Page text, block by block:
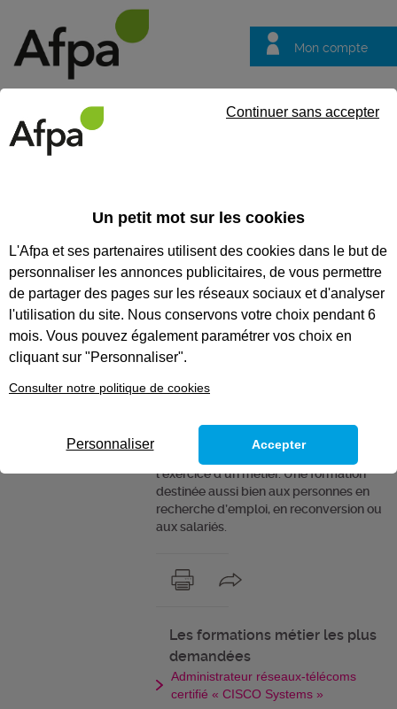
Mon compte
questions
Nos formations parcours
métier
Renforcer vos
compétences avec
nos formations
métiers
court (4 mois maximum) d’acquérir
toutes les compétences nécessaires à
l’exercice d’un métier. Une formation
destinée aussi bien aux personnes en
recherche d’emploi, en reconversion ou
aux salariés.
Les formations métier les plus
demandées
Administrateur réseaux-télécoms
certifié « CISCO Systems »
Un petit mot sur les cookies
L'Afpa et ses partenaires utilisent des cookies dans le but de
personnaliser les annonces publicitaires, de vous permettre
de partager des pages sur les réseaux sociaux et d'analyser
l'utilisation du site. Nous conservons votre choix pendant 6
mois. Vous pouvez également paramétrer vos choix en
cliquant sur "Personnaliser".
Consulter notre politique de cookies
Continuer sans accepter
Personnaliser Accepter